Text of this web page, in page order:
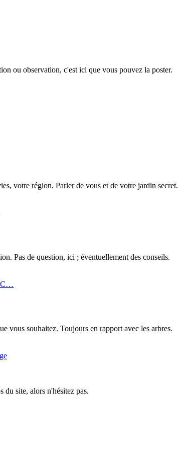
ou observation, c'est ici que vous pouvez la poster.
votre région. Parler de vous et de votre jardin secret.
Pas de question, ici ; éventuellement des conseils.
vous souhaitez. Toujours en rapport avec les arbres.
du site, alors n'hésitez pas.